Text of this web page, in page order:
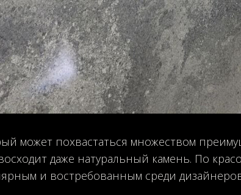
может похвастаться множеством
даже натуральный камень. По
и востребованным среди